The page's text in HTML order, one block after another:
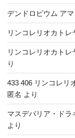
デンドロビウム アマ
リンコレリオカトレ
リンコレリオカトレ
り
433 406 リンコレリ
匿名 より
マスデバリア・ドラ
より